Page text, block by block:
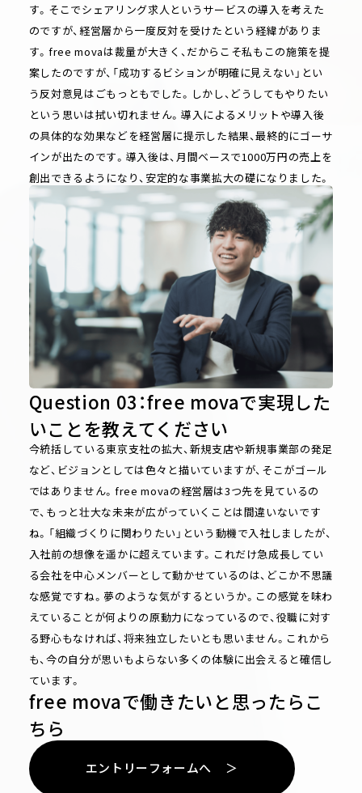
す。そこでシェアリング求人というサービスの導入を考えた
のですが、経営層から一度反対を受けたという経緯がありま
す。free movaは裁量が大きく、だからこそ私もこの施策を提
案したのですが、「成功するビションが明確に見えない」とい
う反対意見はごもっともでした。しかし、どうしてもやりたい
という思いは拭い切れません。導入によるメリットや導入後
の具体的な効果などを経営層に提示した結果、最終的にゴーサ
インが出たのです。導入後は、月間ベースで1000万円の売上を
創出できるようになり、安定的な事業拡大の礎になりました。
Question 03：free movaで実現した
いことを教えてください
今統括している東京支社の拡大、新規支店や新規事業部の発足
など、ビジョンとしては色々と描いていますが、そこがゴール
ではありません。free movaの経営層は3つ先を見ているの
で、もっと壮大な未来が広がっていくことは間違いないです
ね。「組織づくりに関わりたい」という動機で入社しましたが、
入社前の想像を遥かに超えています。これだけ急成長してい
る会社を中心メンバーとして動かせているのは、どこか不思議
な感覚ですね。夢のような気がするというか。この感覚を味わ
えていることが何よりの原動力になっているので、役職に対す
る野心もなければ、将来独立したいとも思いません。これから
も、今の自分が思いもよらない多くの体験に出会えると確信し
ています。
free movaで働きたいと思ったらこ
ちら
エン ト リ ー フ ォ ー ムへ
＞